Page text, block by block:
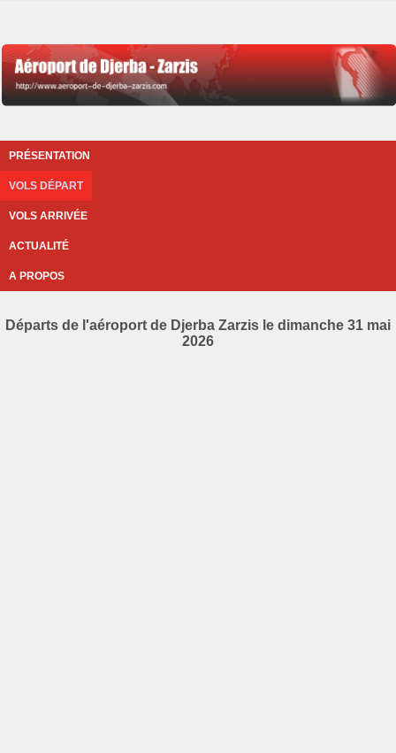
PRÉSENTATION
VOLS DÉPART
VOLS ARRIVÉE
ACTUALITÉ
A PROPOS
Départs de l'aéroport de Djerba Zarzis le dimanche 31 mai
2026